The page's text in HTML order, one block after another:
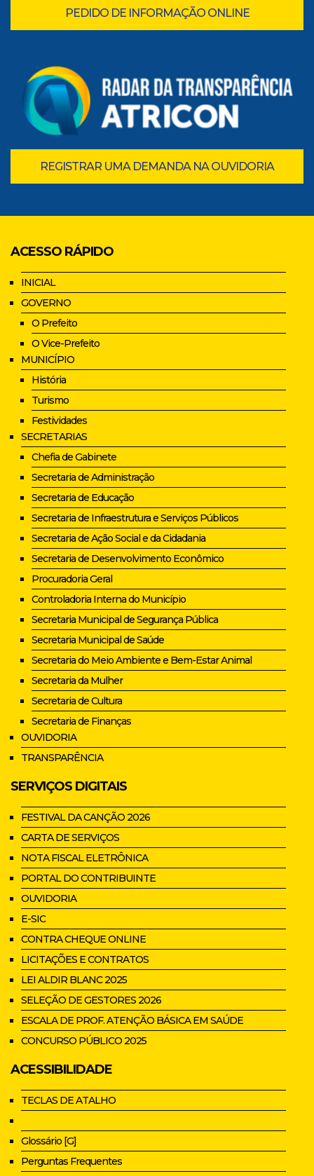
PEDIDO DE INFORMAÇÃO ONLINE
REGISTRAR UMA DEMANDA NA OUVIDORIA
ACESSO RÁPIDO
INICIAL
GOVERNO
O Prefeito
O Vice-Prefeito
MUNICÍPIO
História
Turismo
Festividades
SECRETARIAS
Chefia de Gabinete
Secretaria de Administração
Secretaria de Educação
Secretaria de Infraestrutura e Serviços Públicos
Secretaria de Ação Social e da Cidadania
Secretaria de Desenvolvimento Econômico
Procuradoria Geral
Controladoria Interna do Município
Secretaria Municipal de Segurança Pública
Secretaria Municipal de Saúde
Secretaria do Meio Ambiente e Bem-Estar Animal
Secretaria da Mulher
Secretaria de Cultura
Secretaria de Finanças
OUVIDORIA
TRANSPARÊNCIA
SERVIÇOS DIGITAIS
FESTIVAL DA CANÇÃO 2026
CARTA DE SERVIÇOS
NOTA FISCAL ELETRÔNICA
PORTAL DO CONTRIBUINTE
OUVIDORIA
E-SIC
CONTRA CHEQUE ONLINE
LICITAÇÕES E CONTRATOS
LEI ALDIR BLANC 2025
SELEÇÃO DE GESTORES 2026
ESCALA DE PROF. ATENÇÃO BÁSICA EM SAÚDE
CONCURSO PÚBLICO 2025
ACESSIBILIDADE
TECLAS DE ATALHO
Glossário [G]
Perguntas Frequentes